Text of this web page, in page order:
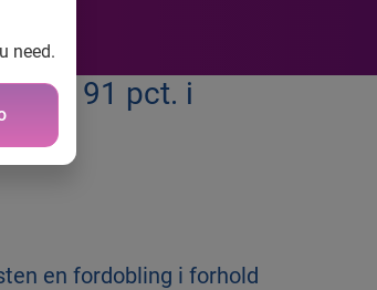
need.
godt 91 pct. i
en fordobling i forhold